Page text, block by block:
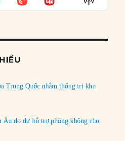
LIST
Podcast
Trung Quốc nhằm thống trị khu
Âu do dự hỗ trợ phòng không cho